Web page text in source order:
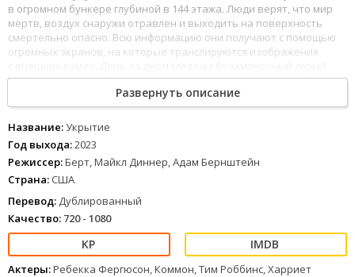
в огромном бункере глубиной в 144 этажа. Люди верят, что мир
мёртв, воздух снаружи отравлен и выходить на поверхность
смертельно опасно. Всю информацию они получают с помощью
огромных экранов, на которые транслируются изображения
пейзаж, обитатели безропотно подчиняются устоявшимся
правилам, главное из которых - никогда не выходить из бункера.
12345 678
Развернуть описание
Название:Укрытие
Год выхода:2023
Режиссер:Берт, Майкл Диннер, Адам Бернштейн
Страна: США
Перевод: Дублированный
Качество: 720 - 1080
Актеры:Ребекка Фергюсон, Коммон, Тим Роббинс, Харриет